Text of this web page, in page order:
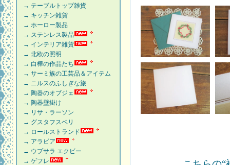
→ テーブルトップ雑貨
→ キッチン雑貨
→ ホーロー製品
→ ステンレス製品
→ インテリア雑貨
→ 北欧の照明
→ 白樺の作品たち
→ サーミ族の工芸品＆アイテム
→ ニルスのふしぎな旅
→ 陶器のオブジェ
→ 陶器壁掛け
→ リサ・ラーソン
→ グスタフスベリ
→ ロールストランド
→ アラビア
→ ウプサラ エクビー
→ ゲフレ